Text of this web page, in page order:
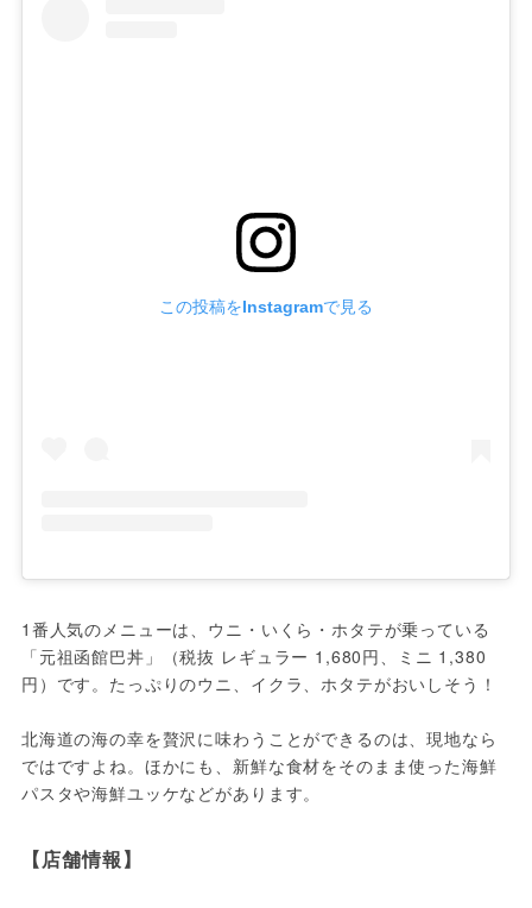
この投稿をInstagramで見る
1番人気のメニューは、ウニ・いくら・ホタテが乗っている
「元祖函館巴丼」（税抜 レギュラー 1,680円、ミニ 1,380
円）です。たっぷりのウニ、イクラ、ホタテがおいしそう！
北海道の海の幸を贅沢に味わうことができるのは、現地なら
ではですよね。ほかにも、新鮮な食材をそのまま使った海鮮
パスタや海鮮ユッケなどがあります。
【店舗情報】